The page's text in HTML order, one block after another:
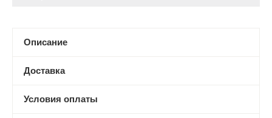
Описание
Доставка
Условия оплаты